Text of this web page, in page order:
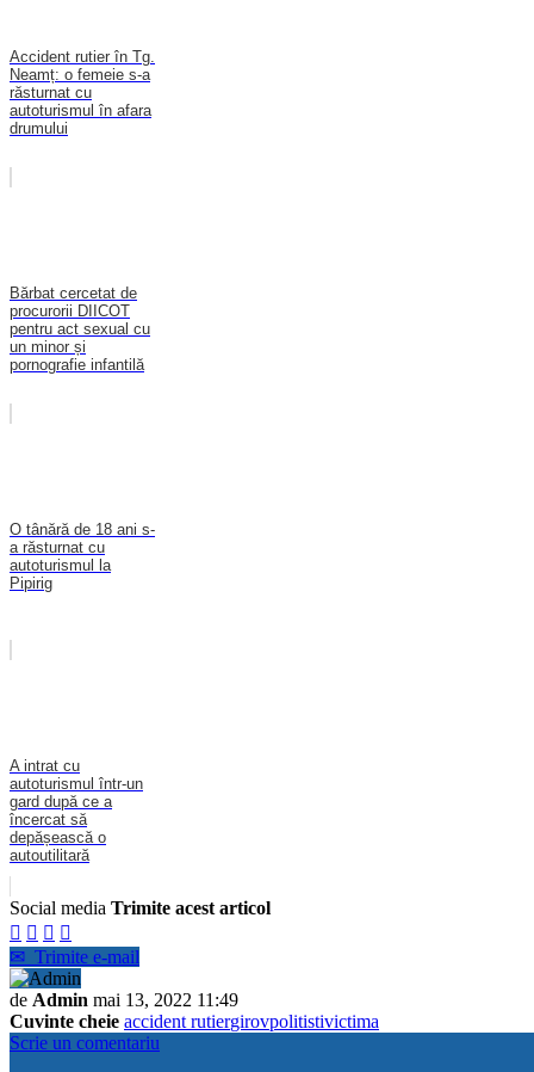
Accident rutier în Tg.
Neamț: o femeie s-a
răsturnat cu
autoturismul în afara
drumului
Bărbat cercetat de
procurorii DIICOT
pentru act sexual cu
un minor și
pornografie infantilă
O tânără de 18 ani s-
a răsturnat cu
autoturismul la
Pipirig
A intrat cu
autoturismul într-un
gard după ce a
încercat să
depășească o
autoutilitară
Social media Trimite acest articol
   
✉ Trimite e-mail
de Admin mai 13, 2022 11:49
Cuvinte cheie accident rutiergirovpolitistivictima
Scrie un comentariu